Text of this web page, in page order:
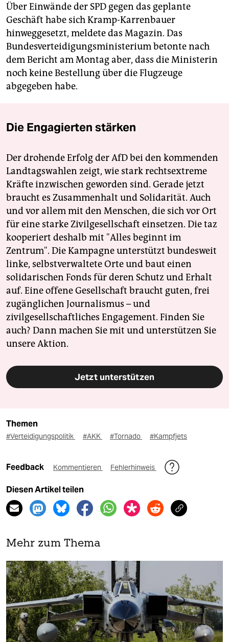
Über Einwände der SPD gegen das geplante
Geschäft habe sich Kramp-Karrenbauer
hinweggesetzt, meldete das Magazin. Das
Bundesverteidigungsministerium betonte nach
dem Bericht am Montag aber, dass die Ministerin
noch keine Bestellung über die Flugzeuge
abgegeben habe.
Die Engagierten stärken
Der drohende Erfolg der AfD bei den kommenden
Landtagswahlen zeigt, wie stark rechtsextreme
Kräfte inzwischen geworden sind. Gerade jetzt
braucht es Zusammenhalt und Solidarität. Auch
und vor allem mit den Menschen, die sich vor Ort
für eine starke Zivilgesellschaft einsetzen. Die taz
kooperiert deshalb mit "Alles beginnt im
Zentrum". Die Kampagne unterstützt bundesweit
linke, selbstverwaltete Orte und baut einen
solidarischen Fonds für deren Schutz und Erhalt
auf. Eine offene Gesellschaft braucht guten, frei
zugänglichen Journalismus – und
zivilgesellschaftliches Engagement. Finden Sie
auch? Dann machen Sie mit und unterstützen Sie
unsere Aktion.
Jetzt unterstützen
Themen
#Verteidigungspolitik #AKK #Tornado #Kampfjets
Feedback Kommentieren Fehlerhinweis
Diesen Artikel teilen
Mehr zum Thema